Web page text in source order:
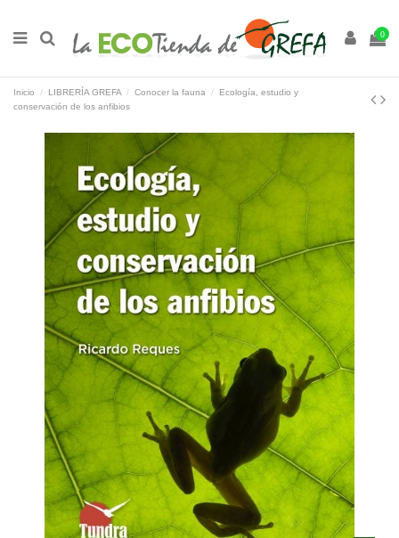
0
Inicio LIBRERÍA GREFA Conocer la fauna
Ecología, estudio y
conservación de los anfibios